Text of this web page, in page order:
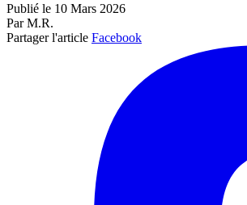
Publié le 10 Mars 2026
Par M.R.
Partager l'article Facebook